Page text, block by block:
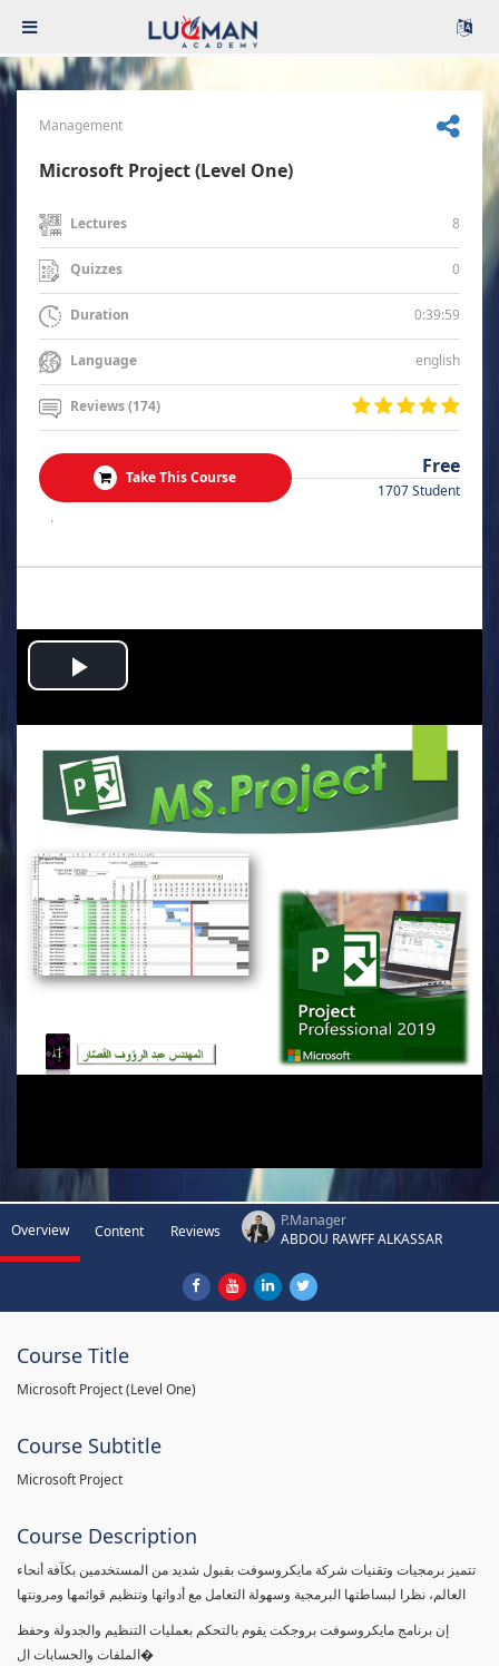
Management
Microsoft Project (Level One)
Lectures 8
Quizzes 0
Duration 0:39:59
Language english
Reviews (174)
Take This Course Free
1707 Student
.
Play
Video
Overview Content Reviews
P.Manager
ABDOU RAWFF ALKASSAR
Course Title
Microsoft Project (Level One)
Course Subtitle
Microsoft Project
Course Description
تتميز برمجيات وتقنيات شركة مايكروسوفت بقبول شديد من المستخدمين بكآفة أنحاء
إن برنامج مايكروسوفت بروجكت يقوم بالتحكم بعمليات التنظيم والجدولة وحفظ
الملفات والحسابات ال�